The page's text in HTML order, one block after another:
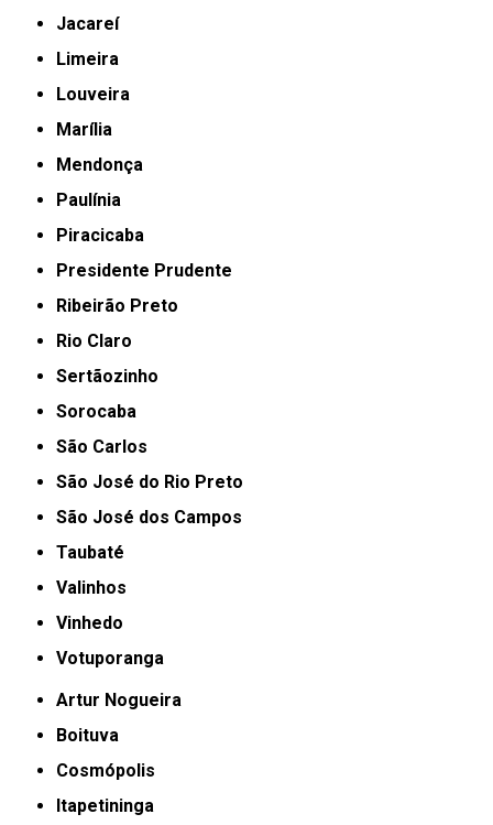
Jacareí
Limeira
Louveira
Marília
Mendonça
Paulínia
Piracicaba
Presidente Prudente
Ribeirão Preto
Rio Claro
Sertãozinho
Sorocaba
São Carlos
São José do Rio Preto
São José dos Campos
Taubaté
Valinhos
Vinhedo
Votuporanga
Artur Nogueira
Boituva
Cosmópolis
Itapetininga